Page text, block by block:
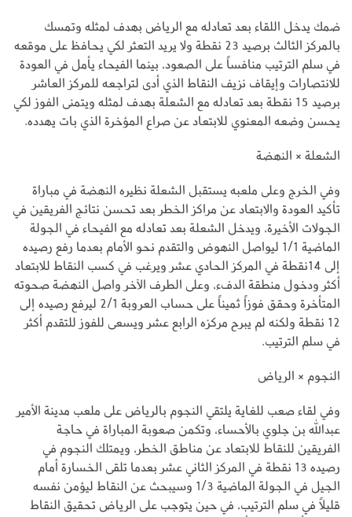
ضمك يدخل اللقاء بعد تعادله مع الرياض بهدف لمثله وتمسك
بالمركز الثالث برصيد 23 نقطة ولا يريد التعثر لكي يحافظ على موقعه
في سلم الترتيب منافساً على الصعود، بينما الفيحاء يأمل في العودة
للانتصارات وإيقاف نزيف النقاط الذي أدى لتراجعه للمركز العاشر
برصيد 15 نقطة بعد تعادله مع الشعلة بهدف لمثله ويتمنى الفوز لكي
يحسن وضعه المعنوي للابتعاد عن صراع المؤخرة الذي بات يهدده.
الشعلة × النهضة
وفي الخرج وعلى ملعبه يستقبل الشعلة نظيره النهضة في مباراة
تأكيد العودة والابتعاد عن مراكز الخطر بعد تحسن نتائج الفريقين في
الجولات الأخيرة، ويدخل الشعلة بعد تعادله مع الفيحاء في الجولة
الماضية 1/1 ليواصل النهوض والتقدم نحو الأمام بعدما رفع رصيده
إلى 14نقطة في المركز الحادي عشر ويرغب في كسب النقاط للابتعاد
أكثر ودخول منطقة الدفء، وعلى الطرف الآخر واصل النهضة صحوته
المتأخرة وحقق فوزاً ثميناً على حساب العروبة 2/1 ليرفع رصيده إلى
12 نقطة ولكنه لم يبرح مركزه الرابع عشر ويسعى للفوز للتقدم أكثر
في سلم الترتيب.
النجوم × الرياض
وفي لقاء صعب للغاية يلتقي النجوم بالرياض على ملعب مدينة الأمير
عبدالله بن جلوي بالأحساء، وتكمن صعوبة المباراة في حاجة
الفريقين للنقاط للابتعاد عن مناطق الخطر، ويمتلك النجوم في
رصيده 13 نقطة في المركز الثاني عشر بعدما تلقى الخسارة أمام
الجيل في الجولة الماضية 1/3 وسيبحث عن النقاط ليؤمن نفسه
قليلاً في سلم الترتيب، في حين يتوجب على الرياض تحقيق النقاط